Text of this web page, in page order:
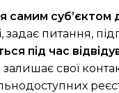
самим суб’єктом
задає питання,
під час
свої